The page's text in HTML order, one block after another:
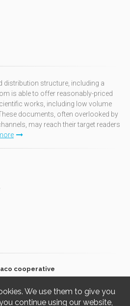
We use them to give you
continue using our website,
distribution structure, including a
is able to offer reasonably-priced
works, including low volume
documents, often overlooked by
may reach their target readers
cooperative